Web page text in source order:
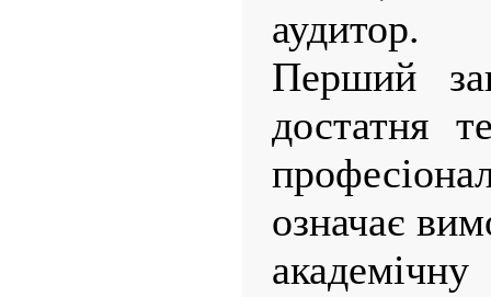
аудитор.
Перший
достатня
означає